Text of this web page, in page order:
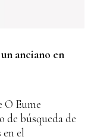
anciano en
O Eume
de búsqueda de
en el